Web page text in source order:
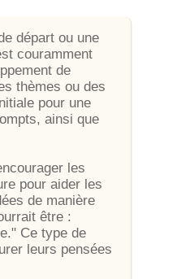
départ ou une
couramment
de
thèmes ou des
pour une
ainsi que
les
pour aider les
de manière
être :
Ce type de
leurs pensées